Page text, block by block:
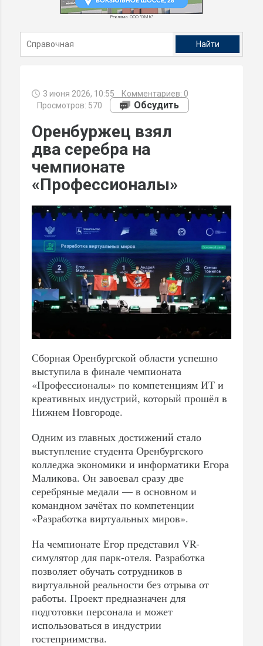
Реклама. ООО "ОМК"
3 июня 2026, 10:55 Комментариев: 0
Просмотров: 570
Обсудить
Оренбуржец взял
два серебра на
чемпионате
«Профессионалы»
Сборная Оренбургской области успешно
выступила в финале чемпионата
«Профессионалы» по компетенциям ИТ и
креативных индустрий, который прошёл в
Нижнем Новгороде.
Одним из главных достижений стало
выступление студента Оренбургского
колледжа экономики и информатики Егора
Маликова. Он завоевал сразу две
серебряные медали — в основном и
командном зачётах по компетенции
«Разработка виртуальных миров».
На чемпионате Егор представил VR-
симулятор для парк-отеля. Разработка
позволяет обучать сотрудников в
виртуальной реальности без отрыва от
работы. Проект предназначен для
подготовки персонала и может
использоваться в индустрии
гостеприимства.